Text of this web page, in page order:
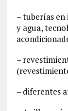
– tuberías en
y agua,
–
– diferentes